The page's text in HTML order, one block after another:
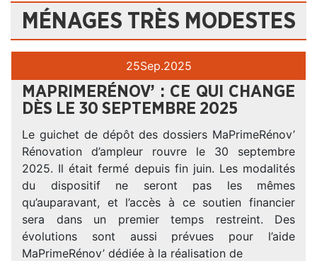
MÉNAGES TRÈS MODESTES
25Sep.2025
MAPRIMERÉNOV’ : CE QUI CHANGE
DÈS LE 30 SEPTEMBRE 2025
Le guichet de dépôt des dossiers MaPrimeRénov’
Rénovation d’ampleur rouvre le 30 septembre
2025. Il était fermé depuis fin juin. Les modalités
du dispositif ne seront pas les mêmes
qu’auparavant, et l’accès à ce soutien financier
sera dans un premier temps restreint. Des
évolutions sont aussi prévues pour l’aide
MaPrimeRénov’ dédiée à la réalisation de